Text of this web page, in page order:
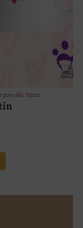
para ella, Tazas